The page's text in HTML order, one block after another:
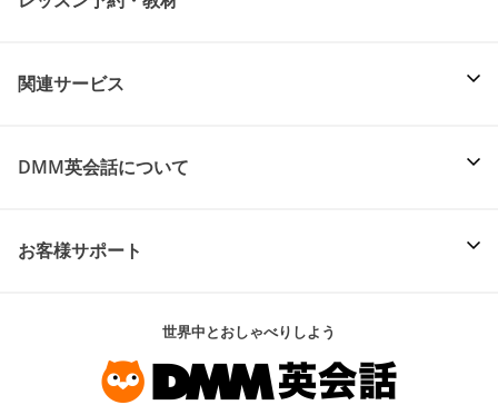
関連サービス
DMM英会話について
お客様サポート
世界中とおしゃべりしよう